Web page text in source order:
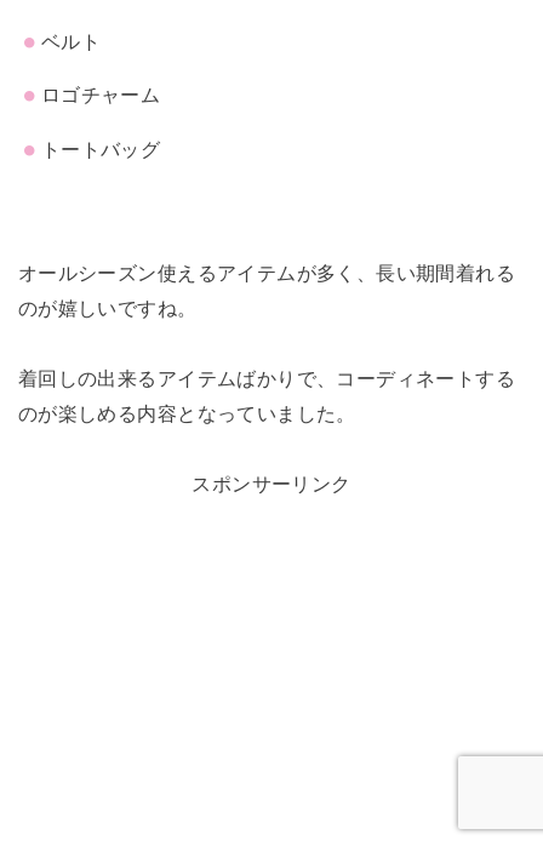
ベルト
ロゴチャーム
トートバッグ
オールシーズン使えるアイテムが多く、長い期間着れる
のが嬉しいですね。
着回しの出来るアイテムばかりで、コーディネートする
のが楽しめる内容となっていました。
スポンサーリンク